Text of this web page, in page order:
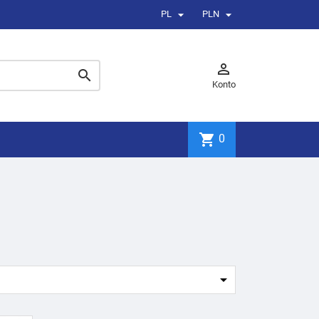
PL  PLN 
 
Konto
shopping_cart 0
